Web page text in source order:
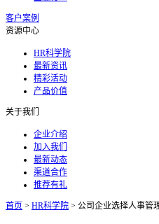
客户案例
资源中心
HR科学院
最新资讯
精彩活动
产品价值
关于我们
企业介绍
加入我们
最新动态
渠道合作
推荐有礼
首页 > HR科学院 > 公司企业选择人事管